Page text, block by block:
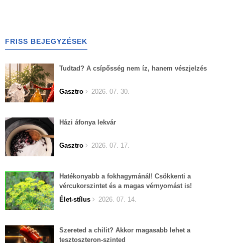
FRISS BEJEGYZÉSEK
Tudtad? A csípősség nem íz, hanem vészjelzés
Gasztro 2026. 07. 30.
Házi áfonya lekvár
Gasztro 2026. 07. 17.
Hatékonyabb a fokhagymánál! Csökkenti a
vércukorszintet és a magas vérnyomást is!
Élet-stílus
2026. 07. 14.
Szereted a chilit? Akkor magasabb lehet a
tesztoszteron-szinted